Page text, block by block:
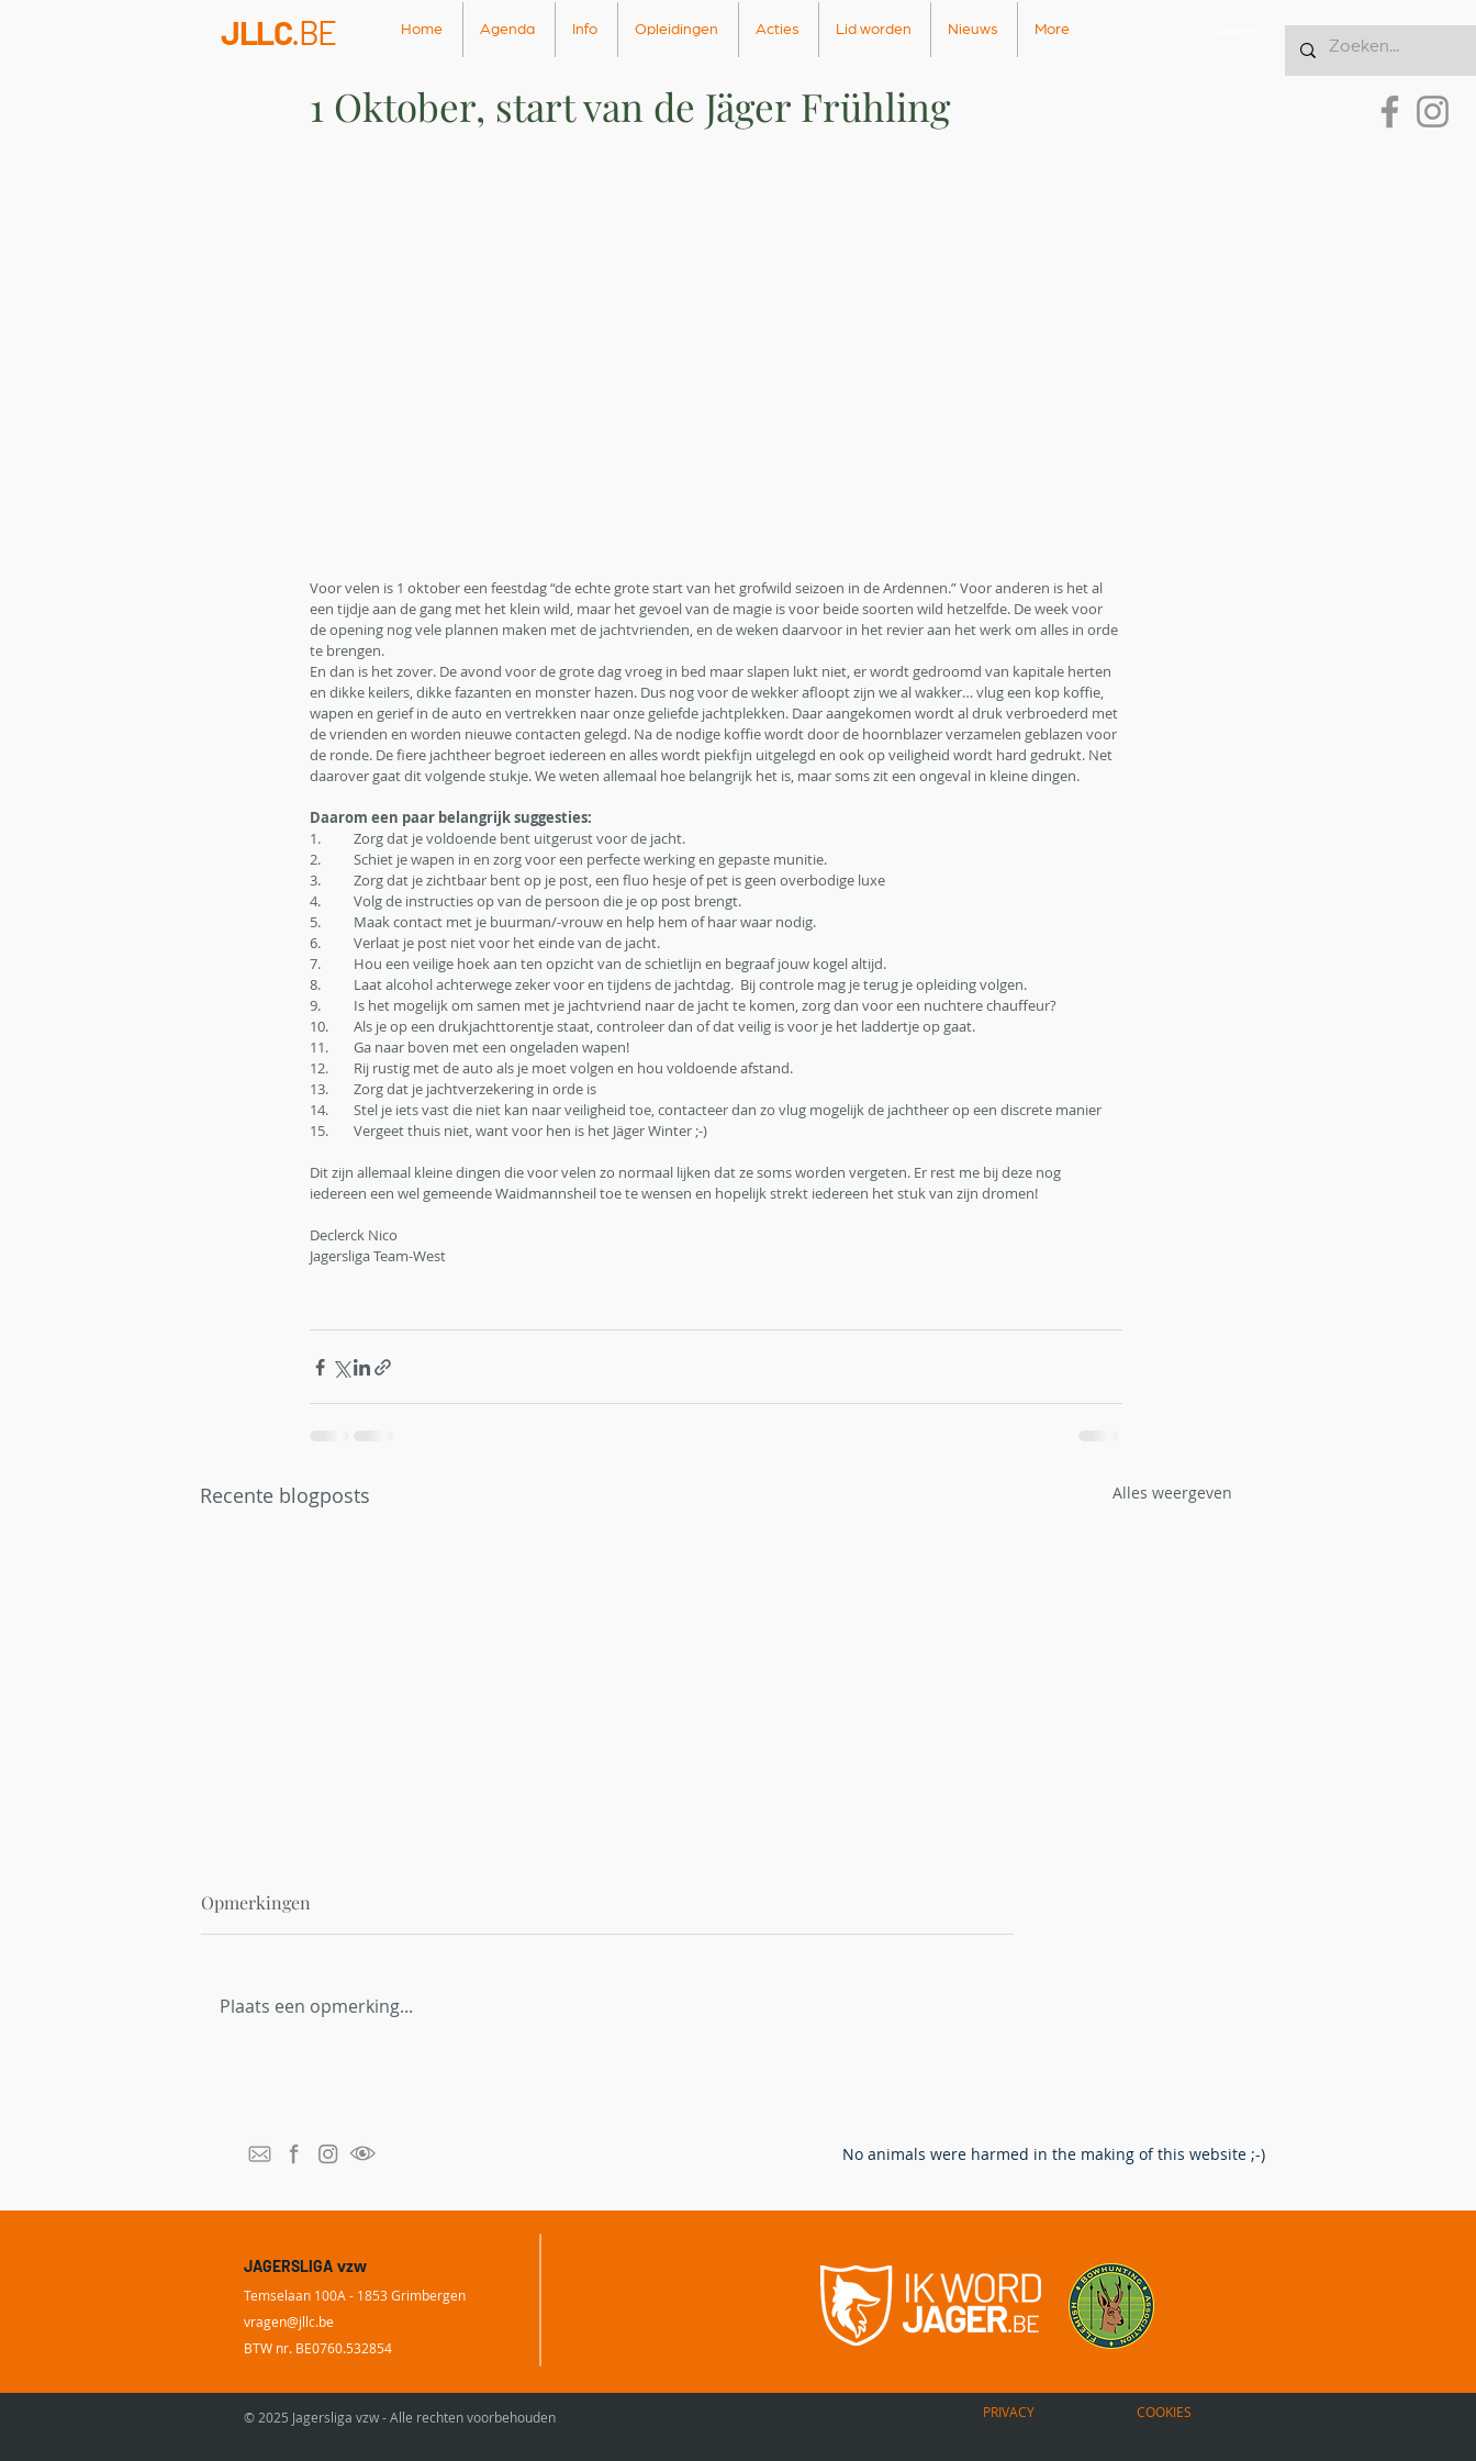
JLLC.BE Home Agenda Info Opleidingen Acties Lid worden Nieuws More
1 Oktober, start van de Jäger Frühling
Voor velen is 1 oktober een feestdag “de echte grote start van het grofwild seizoen in de Ardennen.” Voor anderen is het al
een tijdje aan de gang met het klein wild, maar het gevoel van de magie is voor beide soorten wild hetzelfde. De week voor
de opening nog vele plannen maken met de jachtvrienden, en de weken daarvoor in het revier aan het werk om alles in orde
te brengen.
En dan is het zover. De avond voor de grote dag vroeg in bed maar slapen lukt niet, er wordt gedroomd van kapitale herten
en dikke keilers, dikke fazanten en monster hazen. Dus nog voor de wekker afloopt zijn we al wakker… vlug een kop koffie,
wapen en gerief in de auto en vertrekken naar onze geliefde jachtplekken. Daar aangekomen wordt al druk verbroederd met
de vrienden en worden nieuwe contacten gelegd. Na de nodige koffie wordt door de hoornblazer verzamelen geblazen voor
de ronde. De fiere jachtheer begroet iedereen en alles wordt piekfijn uitgelegd en ook op veiligheid wordt hard gedrukt. Net
daarover gaat dit volgende stukje. We weten allemaal hoe belangrijk het is, maar soms zit een ongeval in kleine dingen.
Daarom een paar belangrijk suggesties:
1.	Zorg dat je voldoende bent uitgerust voor de jacht.
2.	Schiet je wapen in en zorg voor een perfecte werking en gepaste munitie.
3.	Zorg dat je zichtbaar bent op je post, een fluo hesje of pet is geen overbodige luxe
4.	Volg de instructies op van de persoon die je op post brengt.
5.	Maak contact met je buurman/-vrouw en help hem of haar waar nodig.
6.	Verlaat je post niet voor het einde van de jacht.
7.	Hou een veilige hoek aan ten opzicht van de schietlijn en begraaf jouw kogel altijd.
8.	Laat alcohol achterwege zeker voor en tijdens de jachtdag.  Bij controle mag je terug je opleiding volgen.
9.	Is het mogelijk om samen met je jachtvriend naar de jacht te komen, zorg dan voor een nuchtere chauffeur?
10.	Als je op een drukjachttorentje staat, controleer dan of dat veilig is voor je het laddertje op gaat.
11. 	Ga naar boven met een ongeladen wapen!
12.	Rij rustig met de auto als je moet volgen en hou voldoende afstand.
13.	Zorg dat je jachtverzekering in orde is
14.	Stel je iets vast die niet kan naar veiligheid toe, contacteer dan zo vlug mogelijk de jachtheer op een discrete manier
15.	Vergeet thuis niet, want voor hen is het Jäger Winter ;-)
Dit zijn allemaal kleine dingen die voor velen zo normaal lijken dat ze soms worden vergeten. Er rest me bij deze nog
iedereen een wel gemeende Waidmannsheil toe te wensen en hopelijk strekt iedereen het stuk van zijn dromen!
Declerck Nico
Jagersliga Team-West
Recente blogposts Alles weergeven
Opmerkingen
Plaats een opmerking...
No animals were harmed in the making of this website ;-)
JAGERSLIGA vzw
Temselaan 100A - 1853 Grimbergen
vragen@jllc.be
BTW nr. BE0760.532854
© 2025 Jagersliga vzw - Alle rechten voorbehouden PRIVACY COOKIES